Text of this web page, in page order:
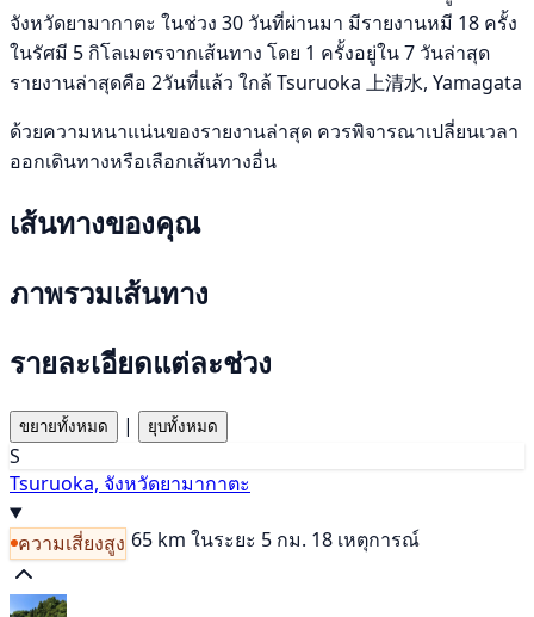
จังหวัดยามากาตะ ในช่วง 30 วันที่ผ่านมา มีรายงานหมี 18 ครั้ง
ในรัศมี 5 กิโลเมตรจากเส้นทาง โดย 1 ครั้งอยู่ใน 7 วันล่าสุด
รายงานล่าสุดคือ 2วันที่แล้ว ใกล้ Tsuruoka 上清水, Yamagata
ด้วยความหนาแน่นของรายงานล่าสุด ควรพิจารณาเปลี่ยนเวลา
ออกเดินทางหรือเลือกเส้นทางอื่น
เส้นทางของคุณ
ภาพรวมเส้นทาง
รายละเอียดแต่ละช่วง
ขยายทั้งหมด | ยุบทั้งหมด
S
Tsuruoka, จังหวัดยามากาตะ
ความเสี่ยงสูง 65 km ในระยะ 5 กม. 18 เหตุการณ์